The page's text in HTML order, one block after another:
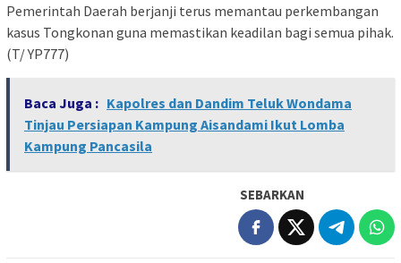
Pemerintah Daerah berjanji terus memantau perkembangan
kasus Tongkonan guna memastikan keadilan bagi semua pihak.
(T/ YP777)
Baca Juga : Kapolres dan Dandim Teluk Wondama
Tinjau Persiapan Kampung Aisandami Ikut Lomba
Kampung Pancasila
SEBARKAN